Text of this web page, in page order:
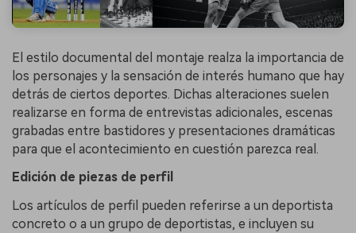
El estilo documental del montaje realza la importancia de
los personajes y la sensación de interés humano que hay
detrás de ciertos deportes. Dichas alteraciones suelen
realizarse en forma de entrevistas adicionales, escenas
grabadas entre bastidores y presentaciones dramáticas
para que el acontecimiento en cuestión parezca real.
Edición de piezas de perfil
Los artículos de perfil pueden referirse a un deportista
concreto o a un grupo de deportistas, e incluyen su